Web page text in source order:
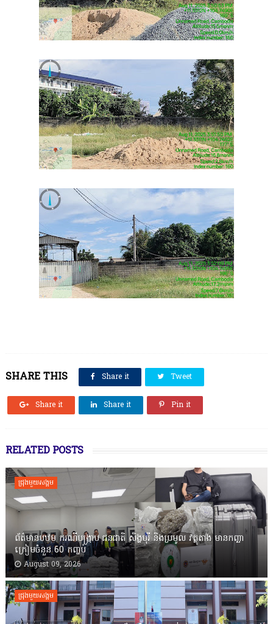
SHARE THIS Share it Tweet
Share it Share it Pin it
RELATED POSTS
ជ្រុងមួយសង្គម
ព័ត៌មានបឋម ករណីបង្ក្រាប ជនជាតិ សិង្ហបុរី និងប្រមូល វត្ថុតាង មានកញ្ឆា
ក្រៀមចំនួន 60 កញ្ចប់
August 09, 2026
ជ្រុងមួយសង្គម